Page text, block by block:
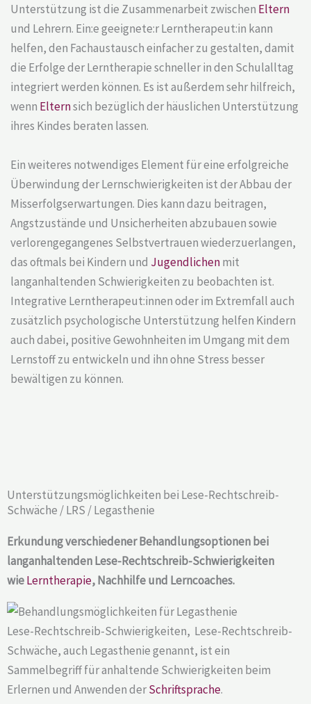
Unterstützung ist die Zusammenarbeit zwischen Eltern
und Lehrern. Ein:e geeignete:r Lerntherapeut:in kann
helfen, den Fachaustausch einfacher zu gestalten, damit
die Erfolge der Lerntherapie schneller in den Schulalltag
integriert werden können. Es ist außerdem sehr hilfreich,
wenn Elternsich bezüglich der häuslichen Unterstützung
ihres Kindes beraten lassen.
Ein weiteres notwendiges Element für eine erfolgreiche
Überwindung der Lernschwierigkeiten ist der Abbau der
Misserfolgserwartungen. Dies kann dazu beitragen,
Angstzustände und Unsicherheiten abzubauen sowie
verlorengegangenes Selbstvertrauen wiederzuerlangen,
das oftmals bei Kindern und Jugendlichenmit
langanhaltenden Schwierigkeiten zu beobachten ist.
Integrative Lerntherapeut:innen oder im Extremfall auch
zusätzlich psychologische Unterstützung helfen Kindern
auch dabei, positive Gewohnheiten im Umgang mit dem
Lernstoff zu entwickeln und ihn ohne Stress besser
bewältigen zu können.
Unterstützungsmöglichkeiten bei Lese-Rechtschreib-
Schwäche / LRS / Legasthenie​
Erkundung verschiedener Behandlungsoptionen bei
langanhaltenden Lese-Rechtschreib-Schwierigkeiten
wieLerntherapie, Nachhilfe und Lerncoaches.
Lese-Rechtschreib-Schwierigkeiten, Lese-Rechtschreib-
Schwäche, auch Legasthenie genannt, ist ein
Sammelbegriff für anhaltende Schwierigkeiten beim
Erlernen und Anwenden derSchriftsprache.